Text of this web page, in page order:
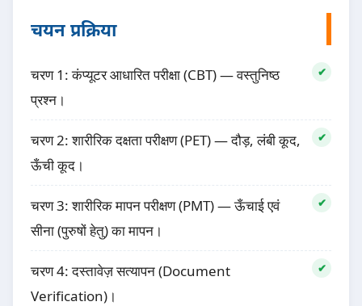
चयन प्रक्रिया
चरण 1: कंप्यूटर आधारित परीक्षा (CBT) — वस्तुनिष्ठ
प्रश्न।
चरण 2: शारीरिक दक्षता परीक्षण (PET) — दौड़, लंबी कूद,
ऊँची कूद।
चरण 3: शारीरिक मापन परीक्षण (PMT) — ऊँचाई एवं
सीना (पुरुषों हेतु) का मापन।
चरण 4: दस्तावेज़ सत्यापन (Document
Verification)।